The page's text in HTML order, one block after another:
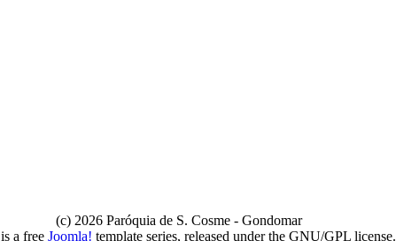
(c) 2026 Paróquia de S. Cosme - Gondomar
is a free Joomla! template series, released under the GNU/GPL license.